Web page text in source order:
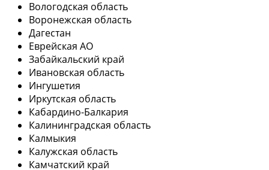
Вологодская область
Воронежская область
Дагестан
Еврейская АО
Забайкальский край
Ивановская область
Ингушетия
Иркутская область
Кабардино-Балкария
Калининградская область
Калмыкия
Калужская область
Камчатский край